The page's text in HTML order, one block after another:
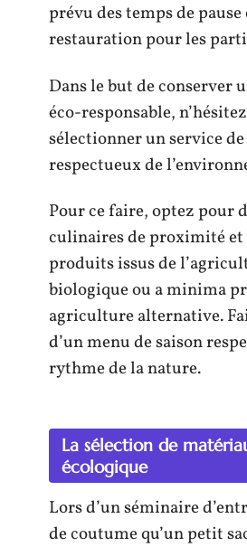
prévu des temps de pause
restauration pour les
Dans le but de conserver
éco-responsable,
sélectionner un service
respectueux de
Pour ce faire, optez pour
culinaires de proximité
produits issus de
biologique ou a minima
agriculture alternative.
d’un menu de saison
rythme de la nature.
La sélection de
écologique
Lors d’un séminaire
de coutume qu’un petit